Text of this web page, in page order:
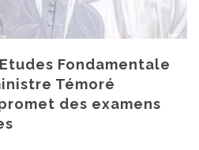
Fondamentale
Témoré
des examens